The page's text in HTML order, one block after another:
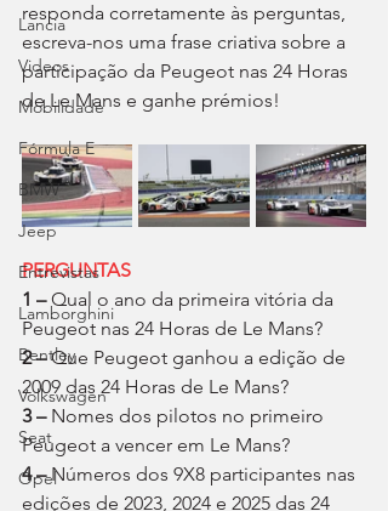
Lancia
Videos
Mobilidade
Fórmula E
BMW
Jeep
Entrevistas
Lamborghini
Bentley
Volkswagen
Seat
Opel
responda corretamente às perguntas,
escreva-nos uma frase criativa sobre a
participação da Peugeot nas 24 Horas
de Le Mans e ganhe prémios!
PERGUNTAS
1 – Qual o ano da primeira vitória da
Peugeot nas 24 Horas de Le Mans?
2 – Que Peugeot ganhou a edição de
2009 das 24 Horas de Le Mans?
3 – Nomes dos pilotos no primeiro
Peugeot a vencer em Le Mans?
4 – Números dos 9X8 participantes nas
edições de 2023, 2024 e 2025 das 24